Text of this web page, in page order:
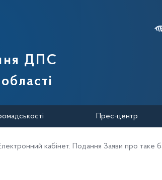
України
ДПС
Прес-центр
кабінет. Подання Заяви про таке